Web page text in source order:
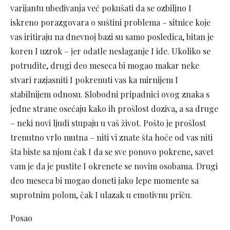
varijantu ubeđivanja već pokušati da se ozbiljno I
iskreno porazgovara o suštini problema – sitnice koje
vas iritiraju na dnevnoj bazi su samo posledica, bitan je
koren I uzrok – jer odatle neslaganje I ide. Ukoliko se
potrudite, drugi deo meseca bi mogao makar neke
stvari razjasniti I pokrenuti vas ka mirnijem I
stabilnijem odnosu. Slobodni pripadnici ovog znaka s
jedne strane osećaju kako ih prošlost doziva, a sa druge
– neki novi ljudi stupaju u vaš život. Pošto je prošlost
trenutno vrlo mutna – niti vi znate šta hoće od vas niti
šta biste sa njom čak I da se sve ponovo pokrene, savet
vam je da je pustite I okrenete se novim osobama. Drugi
deo meseca bi mogao doneti jako lepe momente sa
suprotnim polom, čak I ulazak u emotivnu priču.
Posao